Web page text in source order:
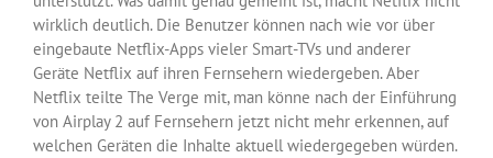
wirklich deutlich. Die Benutzer können nach wie vor über
eingebaute Netflix-Apps vieler Smart-TVs und anderer
Geräte Netflix auf ihren Fernsehern wiedergeben. Aber
Netflix teilte The Verge mit, man könne nach der Einführung
von Airplay 2 auf Fernsehern jetzt nicht mehr erkennen, auf
welchen Geräten die Inhalte aktuell wiedergegeben würden.